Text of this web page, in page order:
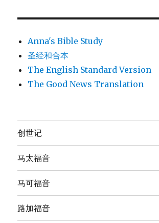
Anna's Bible Study
圣经和合本
The English Standard Version
The Good News Translation
创世记
马太福音
马可福音
路加福音